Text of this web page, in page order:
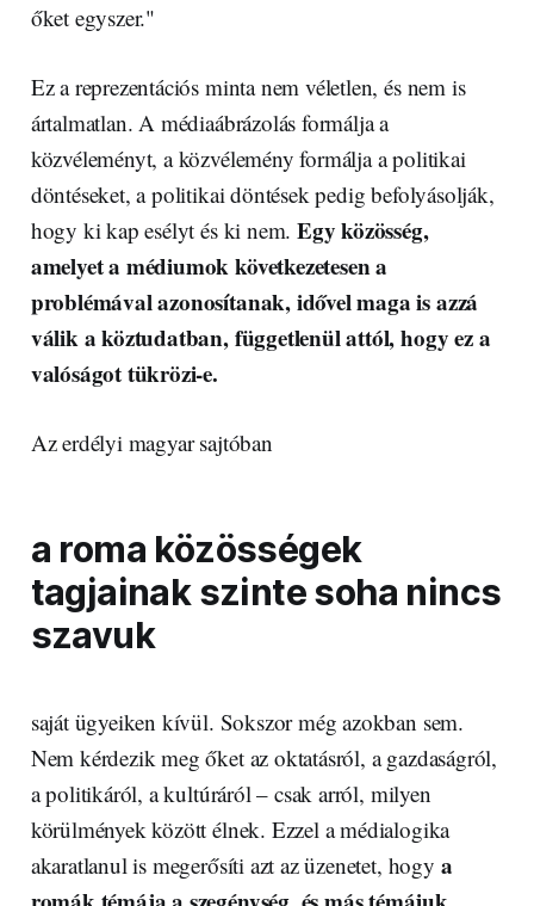
őket egyszer."
Ez a reprezentációs minta nem véletlen, és nem is
ártalmatlan. A médiaábrázolás formálja a
közvéleményt, a közvélemény formálja a politikai
döntéseket, a politikai döntések pedig befolyásolják,
hogy ki kap esélyt és ki nem.Egy közösség,
amelyet a médiumok következetesen a
problémával azonosítanak, idővel maga is azzá
válik a köztudatban, függetlenül attól, hogy ez a
valóságot tükrözi-e.
Az erdélyi magyar sajtóban
a roma közösségek
tagjainak szinte soha nincs
szavuk
saját ügyeiken kívül. Sokszor még azokban sem.
Nem kérdezik meg őket az oktatásról, a gazdaságról,
a politikáról, a kultúráról – csak arról, milyen
körülmények között élnek. Ezzel a médialogika
akaratlanul is megerősíti azt az üzenetet, hogy a